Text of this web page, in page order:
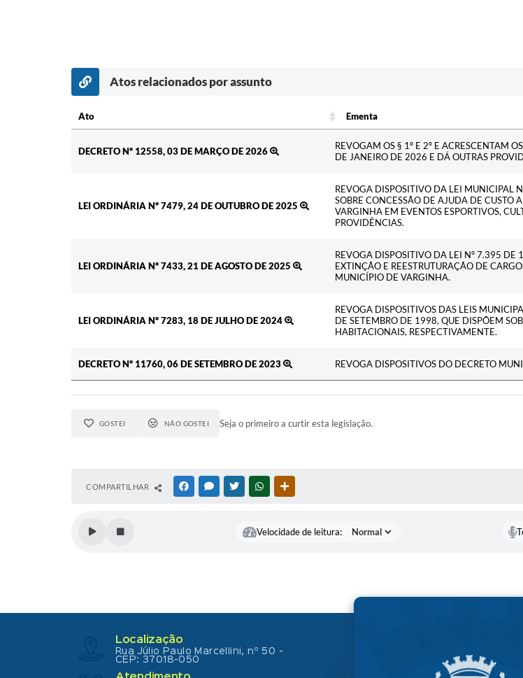
Atos relacionados por assunto
Ato Ementa
DECRETO Nº 12558, 03 DE MARÇO DE 2026
REVOGAM OS § 1º E 2º E ACRESCENTAM
DE JANEIRO DE 2026 E DÁ OUTRAS
LEI ORDINÁRIA Nº 7479, 24 DE OUTUBRO DE 2025
REVOGA DISPOSITIVO DA LEI MUNICIPAL
SOBRE CONCESSÃO DE AJUDA DE CUSTO
VARGINHA EM EVENTOS ESPORTIVOS,
PROVIDÊNCIAS.
LEI ORDINÁRIA Nº 7433, 21 DE AGOSTO DE 2025
REVOGA DISPOSITIVO DA LEI N° 7.395 DE
EXTINÇÃO E REESTRUTURAÇÃO DE
MUNICÍPIO DE VARGINHA.
LEI ORDINÁRIA Nº 7283, 18 DE JULHO DE 2024
REVOGA DISPOSITIVOS DAS LEIS
DE SETEMBRO DE 1998, QUE DISPÕEM
HABITACIONAIS, RESPECTIVAMENTE.
DECRETO Nº 11760, 06 DE SETEMBRO DE 2023 REVOGA DISPOSITIVOS DO DECRETO
GOSTEI NÃO GOSTEI Seja o primeiro a curtir esta legislação.
COMPARTILHAR FACEBOOKMESSENGER
TWITTERWHATSAPP
Velocidade de leitura:
Localização
Rua Júlio Paulo Marcellini, nº 50 -
CEP: 37018-050